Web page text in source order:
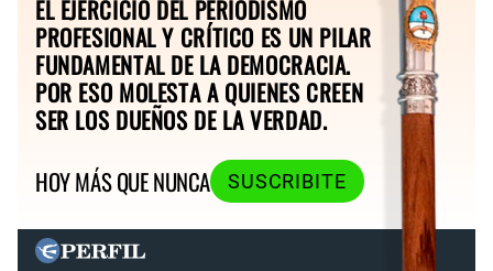
EL EJERCICIO DEL PERIODISMO
PROFESIONAL Y CRÍTICO ES UN PILAR
FUNDAMENTAL DE LA DEMOCRACIA.
POR ESO MOLESTA A QUIENES CREEN
SER LOS DUEÑOS DE LA VERDAD.
HOY MÁS QUE NUNCA
SUSCRIBITE